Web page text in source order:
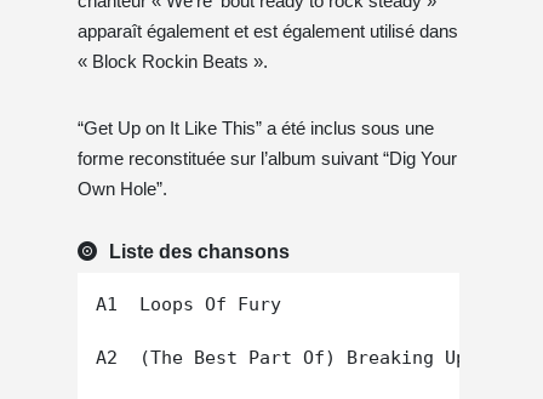
apparaît également et est également utilisé dans
« Block Rockin Beats ».
“Get Up on It Like This” a été inclus sous une
forme reconstituée sur l’album suivant “Dig Your
Own Hole”.
Liste des chansons
A1  Loops Of Fury
A2  (The Best Part Of) Breaking Up